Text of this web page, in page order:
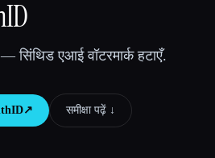
— सिंथिड एआई वॉटरमार्क हटाएँ.
↗︎ समीक्षा पढ़ें ↓︎